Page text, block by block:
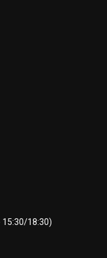
15:30/18:30)